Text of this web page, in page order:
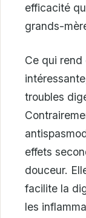
efficacité
grands-
Ce qui
troubles
effets
douceur.
facilite la
les